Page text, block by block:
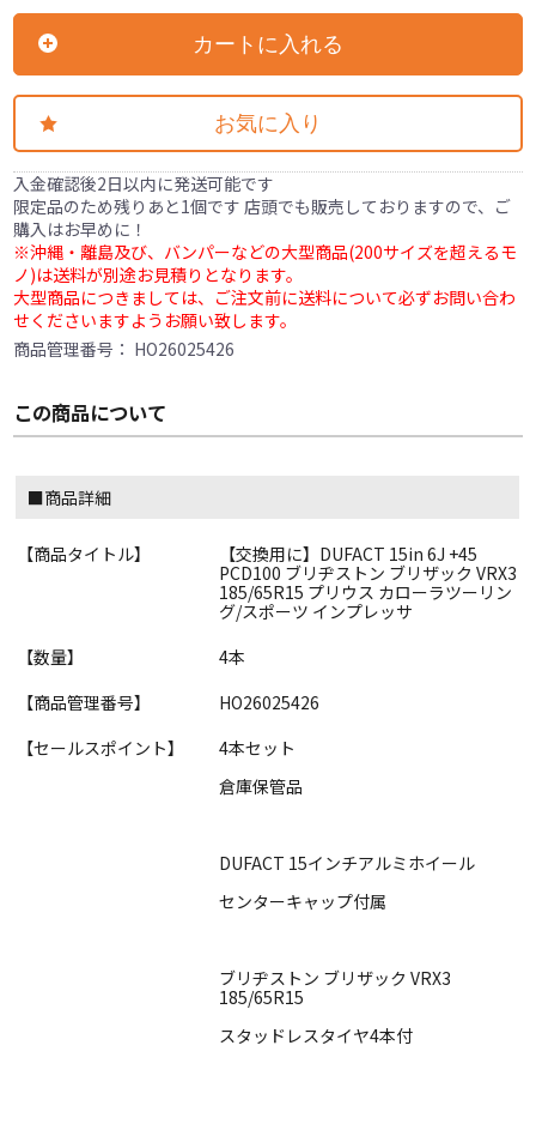
カートに入れる
お気に入り
入金確認後2日以内に発送可能です
限定品のため残りあと1個です 店頭でも販売しておりますので、ご
購入はお早めに！
※沖縄・離島及び、バンパーなどの大型商品(200サイズを超えるモ
ノ)は送料が別途お見積りとなります。
大型商品につきましては、ご注文前に送料について必ずお問い合わ
せくださいますようお願い致します。
商品管理番号： HO26025426
この商品について
■商品詳細
【商品タイトル】
【交換用に】DUFACT 15in 6J +45
PCD100 ブリヂストン ブリザック VRX3
185/65R15 プリウス カローラツーリン
グ/スポーツ インプレッサ
【数量】
4本
【商品管理番号】
HO26025426
【セールスポイント】
4本セット
倉庫保管品
DUFACT 15インチアルミホイール
センターキャップ付属
ブリヂストン ブリザック VRX3
185/65R15
スタッドレスタイヤ4本付